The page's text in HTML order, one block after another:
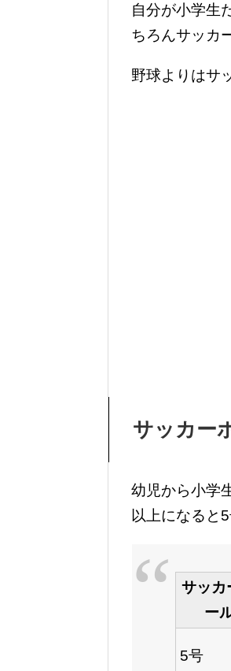
自分が小学生
ちろんサッカ
野球よりはサ
サッカー
幼児から小学
以上になると
サッカ
ー
5号